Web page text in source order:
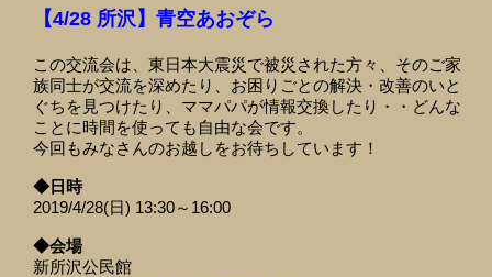
【4/28 所沢】青空あおぞら
この交流会は、東日本大震災で被災された方々、そのご家
族同士が交流を深めたり、お困りごとの解決・改善のいと
ぐちを見つけたり、ママパパが情報交換したり・・どんな
ことに時間を使っても自由な会です。
今回もみなさんのお越しをお待ちしています！
◆日時
2019/4/28(日) 13:30～16:00
◆会場
新所沢公民館